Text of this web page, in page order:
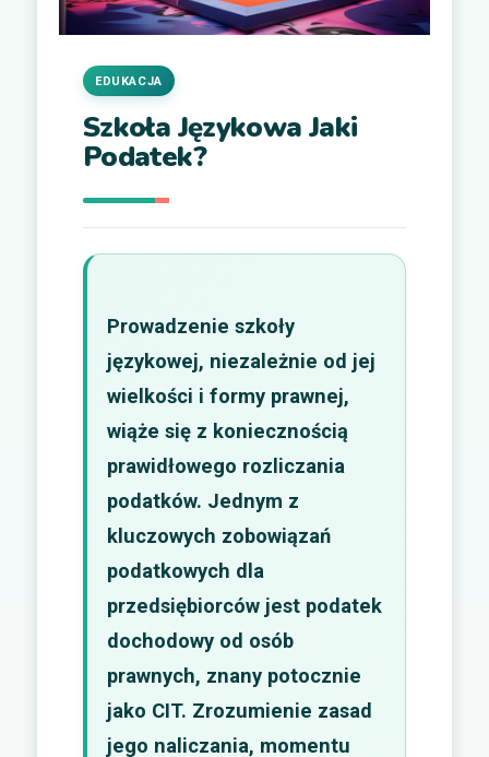
Szkoła Językowa Jaki
Podatek?
EDUKACJA
Prowadzenie szkoły
językowej, niezależnie od jej
wielkości i formy prawnej,
wiąże się z koniecznością
prawidłowego rozliczania
podatków. Jednym z
kluczowych zobowiązań
podatkowych dla
przedsiębiorców jest podatek
dochodowy od osób
prawnych, znany potocznie
jako CIT. Zrozumienie zasad
jego naliczania, momentu